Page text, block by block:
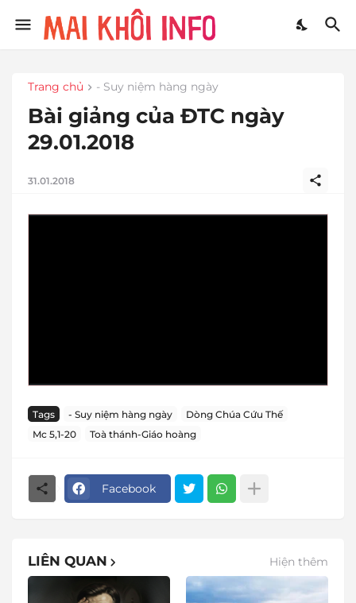
Trang chủ - Suy niệm hàng ngày
Bài giảng của ĐTC ngày
29.01.2018
31.01.2018
Tags - Suy niệm hàng ngày
Dòng Chúa Cứu Thế
Mc 5,1-20
Toà thánh-Giáo hoàng
Facebook
LIÊN QUAN Hiện thêm